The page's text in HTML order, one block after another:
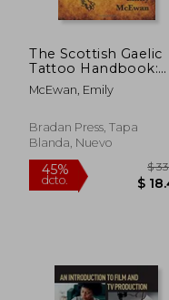
The Scottish Gaelic
Tattoo Handbook:
Authentic Words and
Phrases in the Celtic
(en Inglés)
McEwan, Emily
Bradan Press, Tapa
Blanda, Nuevo